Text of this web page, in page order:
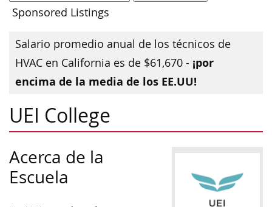
Sponsored Listings
Salario promedio anual de los técnicos de
HVAC en California es de $61,670 - ¡por
encima de la media de los EE.UU!
UEI College
Acerca de la
Escuela